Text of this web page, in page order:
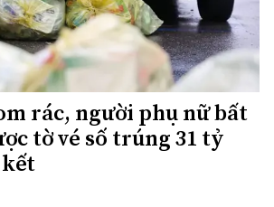
rác, người phụ nữ bất
tờ vé số trúng 31 tỷ